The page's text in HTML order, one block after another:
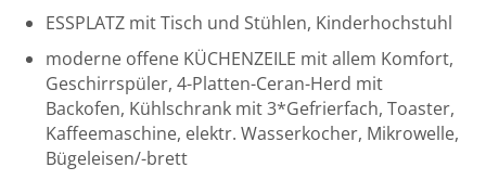
ESSPLATZ mit Tisch und Stühlen, Kinderhochstuhl
moderne offene KÜCHENZEILE mit allem Komfort,
Geschirrspüler, 4-Platten-Ceran-Herd mit
Backofen, Kühlschrank mit 3*Gefrierfach, Toaster,
Kaffeemaschine, elektr. Wasserkocher, Mikrowelle,
Bügeleisen/-brett